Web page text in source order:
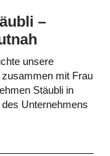
–
unsere
mit Frau
Stäubli in
Unternehmens